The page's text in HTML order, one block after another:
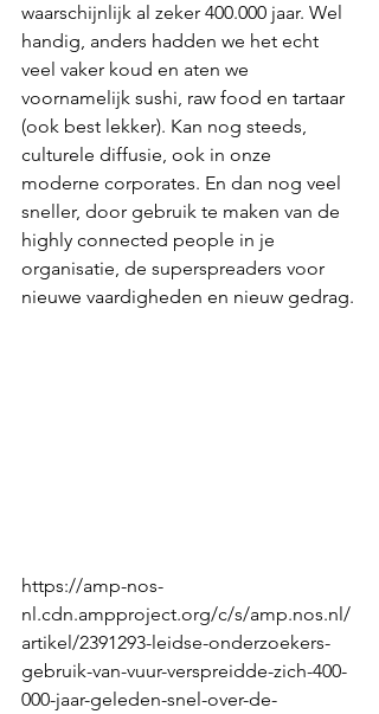
waarschijnlijk al zeker 400.000 jaar. Wel
handig, anders hadden we het echt
veel vaker koud en aten we
voornamelijk sushi, raw food en tartaar
(ook best lekker). Kan nog steeds,
culturele diffusie, ook in onze
moderne corporates. En dan nog veel
sneller, door gebruik te maken van de
highly connected people in je
organisatie, de superspreaders voor
nieuwe vaardigheden en nieuw gedrag.
https://amp-nos-
nl.cdn.ampproject.org/c/s/amp.nos.nl/
artikel/2391293-leidse-onderzoekers-
gebruik-van-vuur-verspreidde-zich-400-
000-jaar-geleden-snel-over-de-